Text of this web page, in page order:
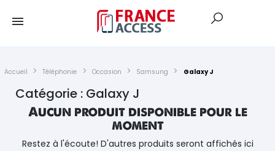
Accueil Téléphonie Occasion Samsung Galaxy J
Catégorie : Galaxy J
Aucun produit disponible pour le
moment
Restez à l'écoute! D'autres produits seront affichés ici